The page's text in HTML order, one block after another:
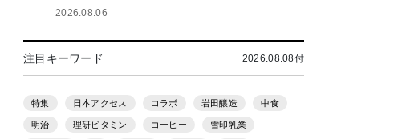
2026.08.06
注目キーワード 2026.08.08付
特集 日本アクセス コラボ 岩田醸造 中食
明治 理研ビタミン コーヒー 雪印乳業